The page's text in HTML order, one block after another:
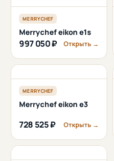
MERRYCHEF
Merrychef eikon e1s
997 050 ₽ Открыть →
MERRYCHEF
Merrychef eikon e3
728 525 ₽ Открыть →